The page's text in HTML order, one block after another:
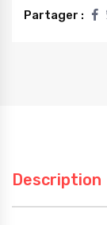
Partager :
Description